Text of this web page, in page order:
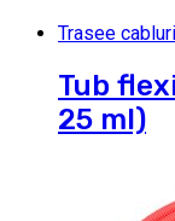
Trasee cabluri
Tub
25 ml)